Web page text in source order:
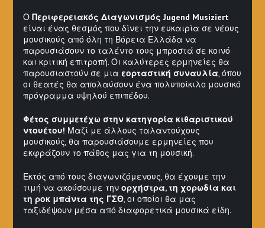
Ο Περιφερειακός Διαγωνισμός Jugend Musiziert
είναι ένας θεσμός που δίνει την ευκαιρία σε νέους
μουσικούς από όλη τη Βόρεια Ελλάδα να
παρουσιάσουν το ταλέντο τους μπροστά σε κοινό
και κριτική επιτροπή. Οι καλύτερες ερμηνείες θα
παρουσιαστούν σε μια εορταστική συναυλία, όπου
οι θεατές θα απολαύσουν ένα πολυποίκιλο μουσικό
πρόγραμμα υψηλού επιπέδου.
Φέτος συμμετέχω στην κατηγορία κιθαριστικού
ντουέτου! Μαζί με άλλους ταλαντούχους
μουσικούς, θα παρουσιάσουμε ερμηνείες που
εκφράζουν το πάθος μας για τη μουσική.
Εκτός από τους διαγωνιζόμενους, θα έχουμε την
τιμή να ακούσουμε την ορχήστρα, τη χορωδία και
τη ροκ μπάντα της ΓΣΘ, οι οποίοι θα μας
ταξιδέψουν μέσα από διαφορετικά μουσικά είδη.